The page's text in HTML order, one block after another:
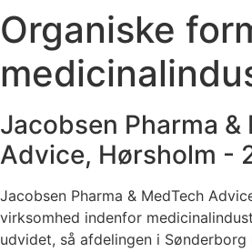
Organiske
Jacobsen Pharma &
Advice, Hørsholm -
Jacobsen Pharma & MedTech
virksomhed indenfor
udvidet, så afdelingen i